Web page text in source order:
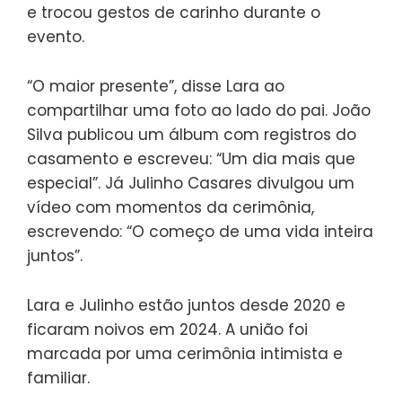
e trocou gestos de carinho durante o
evento.
“O maior presente”, disse Lara ao
compartilhar uma foto ao lado do pai. João
Silva publicou um álbum com registros do
casamento e escreveu: “Um dia mais que
especial”. Já Julinho Casares divulgou um
vídeo com momentos da cerimônia,
escrevendo: “O começo de uma vida inteira
juntos”.
Lara e Julinho estão juntos desde 2020 e
ficaram noivos em 2024. A união foi
marcada por uma cerimônia intimista e
familiar.